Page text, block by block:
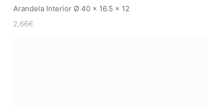
Arandela Interior Ø 40 x 16.5 x 12
2,66€